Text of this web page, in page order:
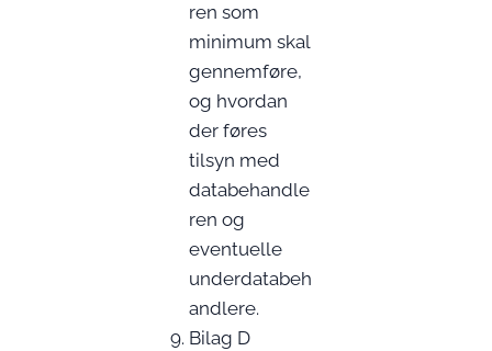
ren som
minimum skal
gennemføre,
og hvordan
der føres
tilsyn med
databehandle
ren og
eventuelle
underdatabeh
andlere.
Bilag D